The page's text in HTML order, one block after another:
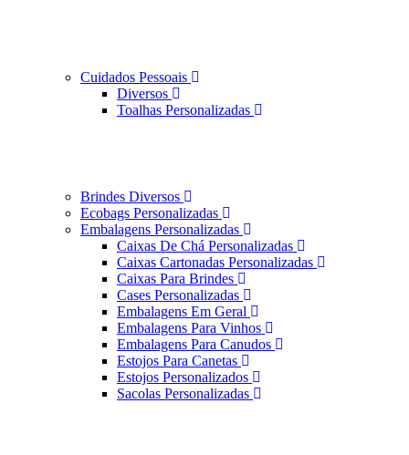
Cuidados Pessoais
Diversos
Toalhas Personalizadas
Brindes Diversos
Ecobags Personalizadas
Embalagens Personalizadas
Caixas De Chá Personalizadas
Caixas Cartonadas Personalizadas
Caixas Para Brindes
Cases Personalizadas
Embalagens Em Geral
Embalagens Para Vinhos
Embalagens Para Canudos
Estojos Para Canetas
Estojos Personalizados
Sacolas Personalizadas